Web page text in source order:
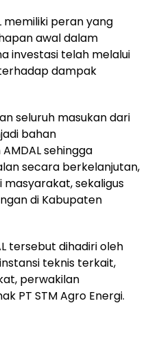
memiliki peran yang
awal dalam
investasi telah melalui
dampak
seluruh masukan dari
bahan
sehingga
secara berkelanjutan,
sekaligus
di Kabupaten
tersebut dihadiri oleh
teknis terkait,
perwakilan
PT STM Agro Energi.